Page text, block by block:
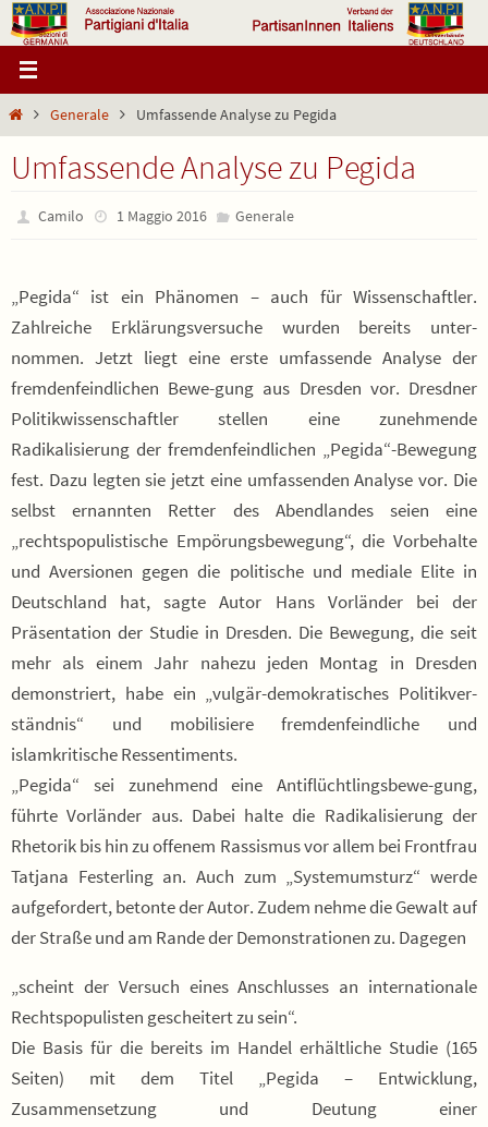
Salta
al
contenuto
HomeGenerale Umfassende Analyse zu Pegida
Umfassende Analyse zu Pegida
Camilo 1 Maggio 2016 Generale
„Pegida“ ist ein Phänomen – auch für Wissenschaftler.
Zahlreiche Erklärungsversuche wurden bereits unter-
nommen. Jetzt liegt eine erste umfassende Analyse der
fremdenfeindlichen Bewe-gung aus Dresden vor. Dresdner
Politikwissenschaftler stellen eine zunehmende
Radikalisierung der fremdenfeindlichen „Pegida“-Bewegung
fest. Dazu legten sie jetzt eine umfassenden Analyse vor. Die
selbst ernannten Retter des Abendlandes seien eine
„rechtspopulistische Empörungsbewegung“, die Vorbehalte
und Aversionen gegen die politische und mediale Elite in
Deutschland hat, sagte Autor Hans Vorländer bei der
Präsentation der Studie in Dresden. Die Bewegung, die seit
mehr als einem Jahr nahezu jeden Montag in Dresden
demonstriert, habe ein „vulgär-demokratisches Politikver-
ständnis“ und mobilisiere fremdenfeindliche und
islamkritische Ressentiments.
„Pegida“ sei zunehmend eine Antiflüchtlingsbewe-gung,
führte Vorländer aus. Dabei halte die Radikalisierung der
Rhetorik bis hin zu offenem Rassismus vor allem bei Frontfrau
Tatjana Festerling an. Auch zum „Systemumsturz“ werde
aufgefordert, betonte der Autor. Zudem nehme die Gewalt auf
der Straße und am Rande der Demonstrationen zu. Dagegen
„scheint der Versuch eines Anschlusses an internationale
Rechtspopulisten gescheitert zu sein“.
Die Basis für die bereits im Handel erhältliche Studie (165
Seiten) mit dem Titel „Pegida – Entwicklung,
Zusammensetzung und Deutung einer